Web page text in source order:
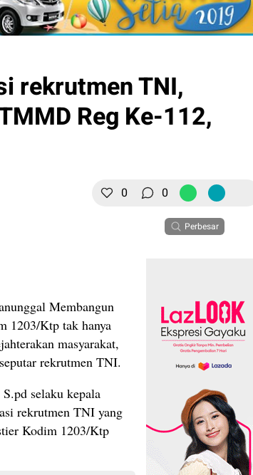
rekrutmen TNI,
Reg Ke-112,
0 0
Perbesar
Membangun
1203/Ktp tak hanya
masyarakat,
rekrutmen TNI.
selaku kepala
rekrutmen TNI yang
Kodim 1203/Ktp